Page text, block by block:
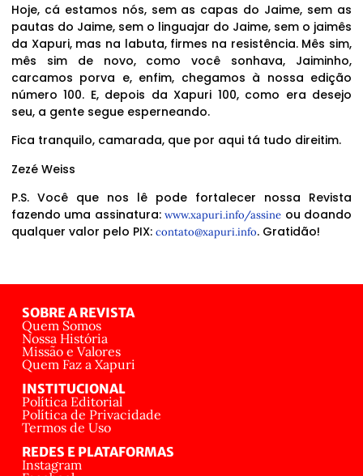
Hoje, cá estamos nós, sem as capas do Jaime, sem as
pautas do Jaime, sem o linguajar do Jaime, sem o jaimês
da Xapuri, mas na labuta, firmes na resistência. Mês sim,
mês sim de novo, como você sonhava, Jaiminho,
carcamos porva e, enfim, chegamos à nossa edição
número 100. E, depois da Xapuri 100, como era desejo
seu, a gente segue esperneando.
Fica tranquilo, camarada, que por aqui tá tudo direitim.
Zezé Weiss
P.S. Você que nos lê pode fortalecer nossa Revista
fazendo uma assinatura:www.xapuri.info/assine ou doando
qualquer valor pelo PIX: contato@xapuri.info. Gratidão!
SOBRE A REVISTA
Quem Somos
Nossa História
Missão e Valores
Quem Faz a Xapuri
INSTITUCIONAL
Política Editorial
Política de Privacidade
Termos de Uso
REDES E PLATAFORMAS
Instagram